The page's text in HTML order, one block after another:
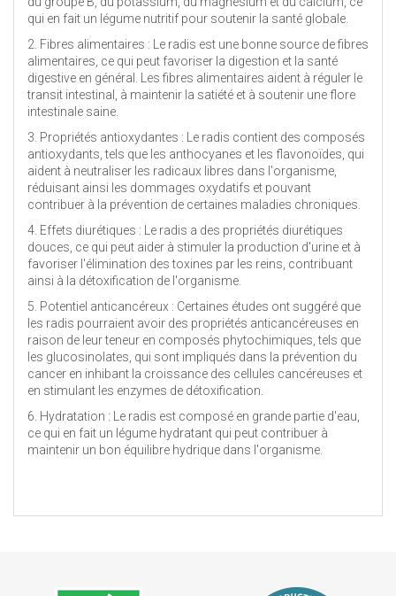
qui en fait un légume nutritif pour soutenir la santé globale.
2. Fibres alimentaires : Le radis est une bonne source de fibres
alimentaires, ce qui peut favoriser la digestion et la santé
digestive en général. Les fibres alimentaires aident à réguler le
transit intestinal, à maintenir la satiété et à soutenir une flore
intestinale saine.
3. Propriétés antioxydantes : Le radis contient des composés
antioxydants, tels que les anthocyanes et les flavonoïdes, qui
aident à neutraliser les radicaux libres dans l'organisme,
réduisant ainsi les dommages oxydatifs et pouvant
contribuer à la prévention de certaines maladies chroniques.
4. Effets diurétiques : Le radis a des propriétés diurétiques
douces, ce qui peut aider à stimuler la production d'urine et à
favoriser l'élimination des toxines par les reins, contribuant
ainsi à la détoxification de l'organisme.
5. Potentiel anticancéreux : Certaines études ont suggéré que
les radis pourraient avoir des propriétés anticancéreuses en
raison de leur teneur en composés phytochimiques, tels que
les glucosinolates, qui sont impliqués dans la prévention du
cancer en inhibant la croissance des cellules cancéreuses et
en stimulant les enzymes de détoxification.
6. Hydratation : Le radis est composé en grande partie d'eau,
ce qui en fait un légume hydratant qui peut contribuer à
maintenir un bon équilibre hydrique dans l'organisme.